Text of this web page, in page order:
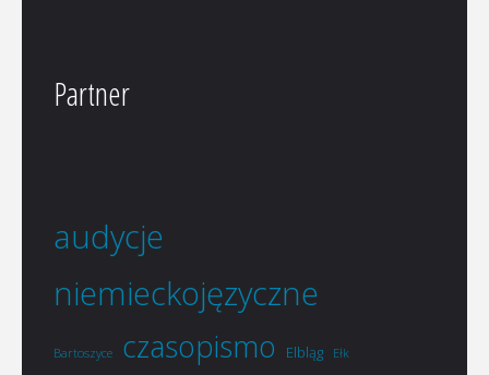
Partner
audycje
niemieckojęzyczne
Bartoszyce czasopismo Elbląg Ełk